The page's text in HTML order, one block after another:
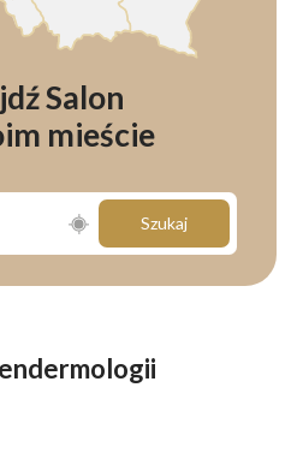
Salon
mieście
Szukaj